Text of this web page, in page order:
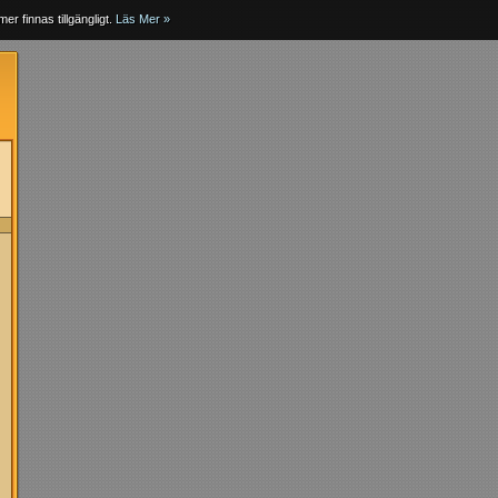
finnas tillgängligt. Läs Mer »